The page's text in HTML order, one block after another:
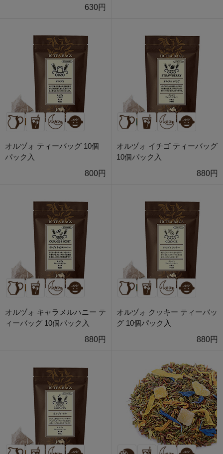
630円
オルヅォ ティーバッグ 10個
パック入
800円
オルヅォ イチゴ ティーバッグ
10個パック入
880円
オルヅォ キャラメルハニー テ
ィーバッグ 10個パック入
880円
オルヅォ クッキー ティーバッ
グ 10個パック入
880円